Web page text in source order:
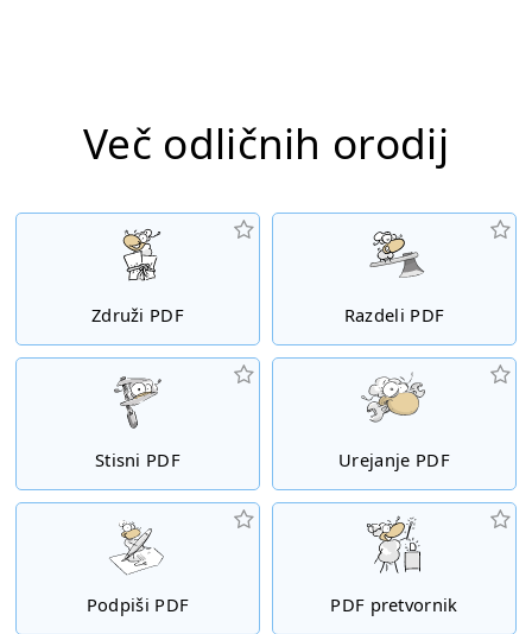
Več odličnih orodij
Združi PDF Razdeli PDF
Stisni PDF Urejanje PDF
Podpiši PDF PDF pretvornik